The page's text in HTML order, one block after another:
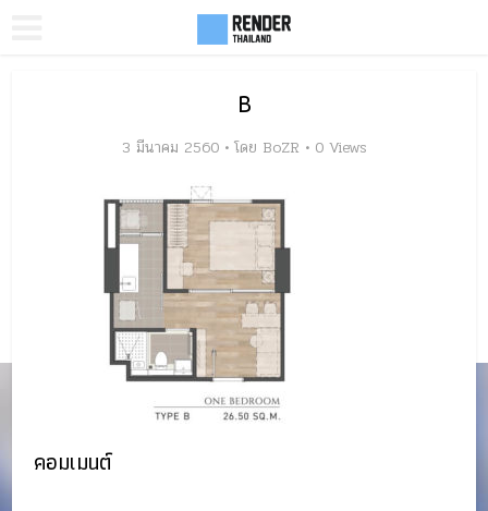
B
3 มีนาคม 2560 โดย BoZR 0 Views
คอมเมนต์